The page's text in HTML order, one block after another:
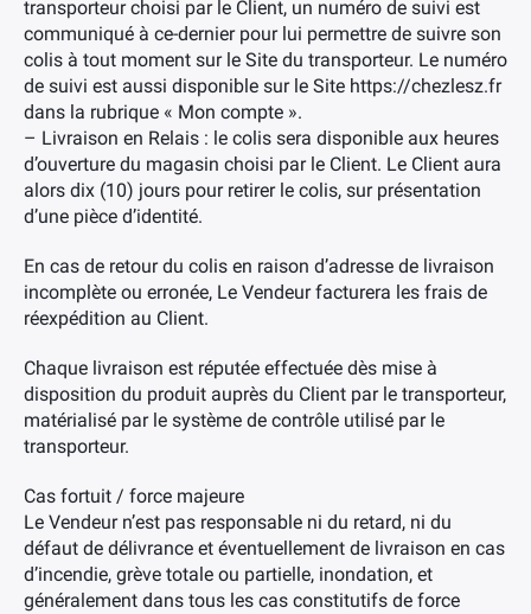
transporteur choisi par le Client, un numéro de suivi est
communiqué à ce-dernier pour lui permettre de suivre son
colis à tout moment sur le Site du transporteur. Le numéro
de suivi est aussi disponible sur le Site https://chezlesz.fr
dans la rubrique « Mon compte ».
– Livraison en Relais : le colis sera disponible aux heures
d’ouverture du magasin choisi par le Client. Le Client aura
alors dix (10) jours pour retirer le colis, sur présentation
d’une pièce d’identité.
En cas de retour du colis en raison d’adresse de livraison
incomplète ou erronée, Le Vendeur facturera les frais de
réexpédition au Client.
Chaque livraison est réputée effectuée dès mise à
disposition du produit auprès du Client par le transporteur,
matérialisé par le système de contrôle utilisé par le
transporteur.
Cas fortuit / force majeure
Le Vendeur n’est pas responsable ni du retard, ni du
défaut de délivrance et éventuellement de livraison en cas
d’incendie, grève totale ou partielle, inondation, et
généralement dans tous les cas constitutifs de force